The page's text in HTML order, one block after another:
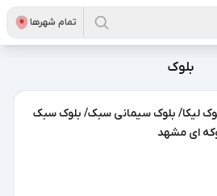
تمام شهر‌ها
بلوک
لیکا/ بلوک سیمانی سبک/ بلوک سبک
ای مشهد